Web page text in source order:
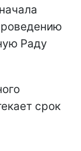
Раду
срок